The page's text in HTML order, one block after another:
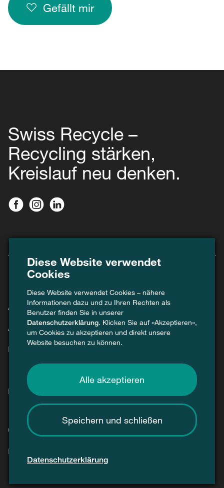
Gefällt mir
Swiss Recycle –
Recycling stärken,
Kreislauf neu denken.
Agenda
Aktuell
Kontakt
Presse / Medien
© 2026 Swiss Recycle
Impressum
Diese Website verwendet
Cookies
Diese Website verwendet Cookies – nähere
Informationen dazu und zu Ihren Rechten als
Benutzer finden Sie in unserer
Datenschutzerklärung. Klicken Sie auf «Akzeptieren»,
um Cookies zu akzeptieren und direkt unsere
Website besuchen zu können.
Alle akzeptieren
Speichern und schließen
Datenschutzerklärung